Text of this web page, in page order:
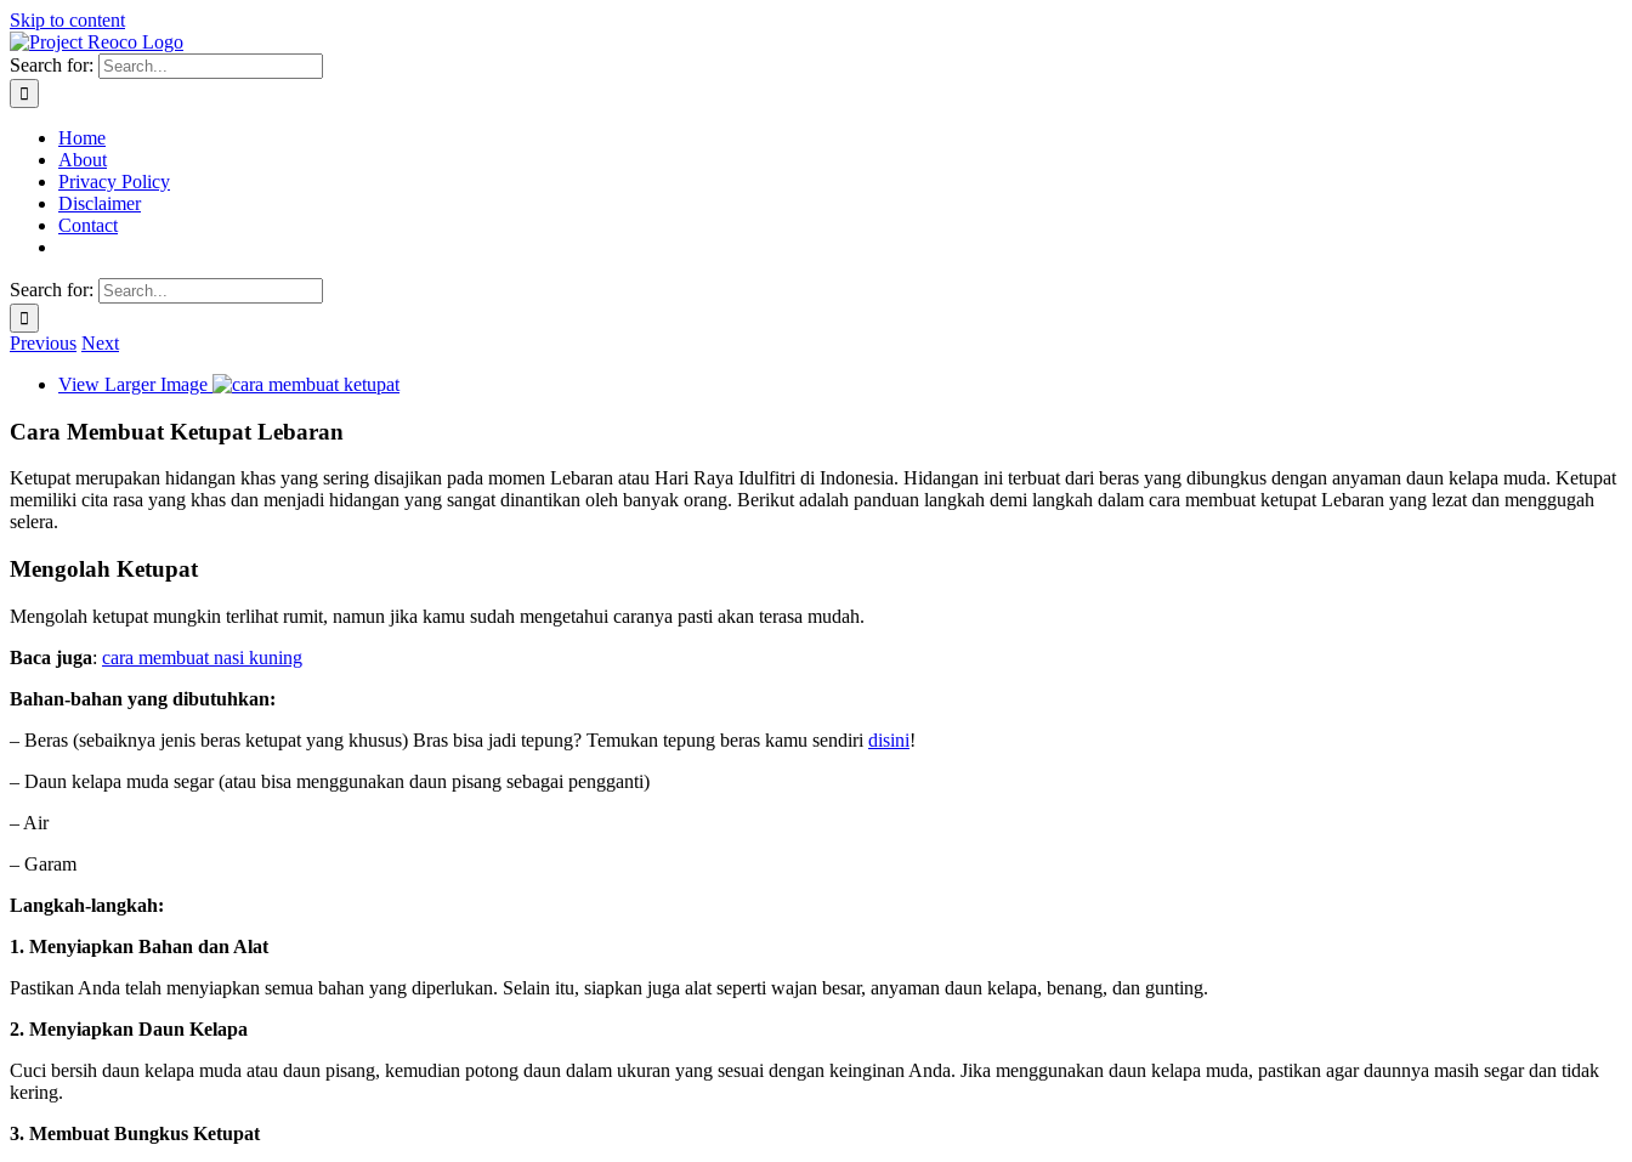
Skip to content
Search for:
Home
About
Privacy Policy
Disclaimer
Contact
Search for:
Previous Next
View Larger Image
Cara Membuat Ketupat Lebaran
Ketupat merupakan hidangan khas yang sering disajikan pada momen Lebaran atau Hari Raya Idulfitri di Indonesia. Hidangan ini terbuat dari beras yang dibungkus dengan anyaman daun kelapa muda. Ketupat
memiliki cita rasa yang khas dan menjadi hidangan yang sangat dinantikan oleh banyak orang. Berikut adalah panduan langkah demi langkah dalam cara membuat ketupat Lebaran yang lezat dan menggugah
selera.
Mengolah Ketupat
Mengolah ketupat mungkin terlihat rumit, namun jika kamu sudah mengetahui caranya pasti akan terasa mudah.
Baca juga: cara membuat nasi kuning
Bahan-bahan yang dibutuhkan:
– Beras (sebaiknya jenis beras ketupat yang khusus) Bras bisa jadi tepung? Temukan tepung beras kamu sendiri disini!
– Daun kelapa muda segar (atau bisa menggunakan daun pisang sebagai pengganti)
– Air
– Garam
Langkah-langkah:
1. Menyiapkan Bahan dan Alat
Pastikan Anda telah menyiapkan semua bahan yang diperlukan. Selain itu, siapkan juga alat seperti wajan besar, anyaman daun kelapa, benang, dan gunting.
2. Menyiapkan Daun Kelapa
Cuci bersih daun kelapa muda atau daun pisang, kemudian potong daun dalam ukuran yang sesuai dengan keinginan Anda. Jika menggunakan daun kelapa muda, pastikan agar daunnya masih segar dan tidak
kering.
3. Membuat Bungkus Ketupat